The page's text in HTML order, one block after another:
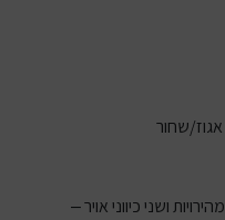
בעל מנוע DC מופעל ע”י שלט, 5 מהירויות ושני כיווני אויר –